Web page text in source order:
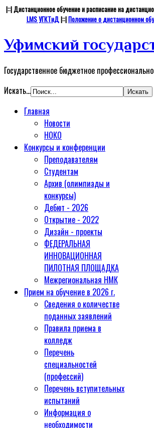
|::| Дистанционное обучение и расписание на
LMS УГКТиД|::|Положение о дистанционном
Уфимский
Государственное бюджетное
Искать...
Главная
Новости
НОКО
Конкурсы и конференции
Преподавателям
Студентам
Архив (олимпиады и
конкурсы)
Дебют - 2026
Открытие - 2022
Дизайн - проекты
ФЕДЕРАЛЬНАЯ
ИННОВАЦИОННАЯ
ПИЛОТНАЯ ПЛОЩАДКА
Межрегиональная НМК
Прием на обучение в 2026 г.
Сведения о количестве
поданных заявлений
Правила приема в
колледж
Перечень
специальностей
(профессий)
Перечень вступительных
испытаний
Информация о
необходимости